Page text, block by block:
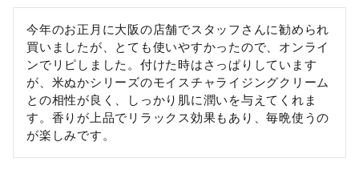
今年のお正月に大阪の店舗でスタッフさんに勧められ
買いましたが、とても使いやすかったので、オンライ
ンでリピしました。付けた時はさっぱりしています
が、米ぬかシリーズのモイスチャライジングクリーム
との相性が良く、しっかり肌に潤いを与えてくれま
す。香りが上品でリラックス効果もあり、毎晩使うの
が楽しみです。